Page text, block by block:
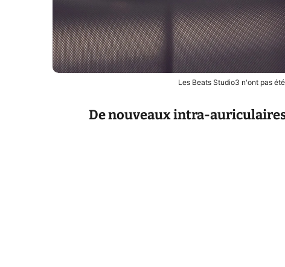
Les Beats Studio3 n'ont pas
De nouveaux intra-